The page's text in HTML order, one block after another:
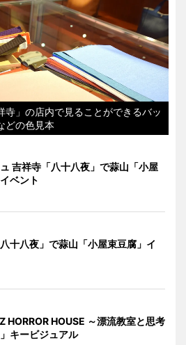
寺」の店内で見ることができるバッ
どの色見本
吉祥寺「八十八夜」で蒜山「小屋
ベント
十八夜」で蒜山「小屋束豆腐」イ
HORROR HOUSE ～漂流教室と思考
キービジュアル